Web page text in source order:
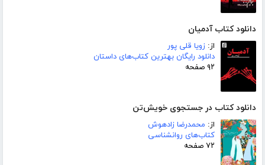
دانلود کتاب آدمیان
از: زویا قلی پور
دانلود رایگان بهترین کتاب‌های داستان
۹۲ صفحه
دانلود کتاب در جستجوی خویش‌تن
از: محمدرضا زادهوش
کتاب‌های روانشناسی
۷۲ صفحه